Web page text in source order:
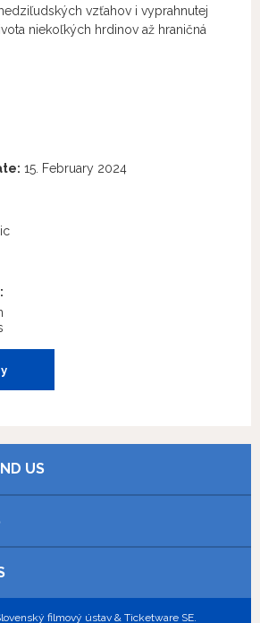
vzťahov i vyprahnutej
niekoľkých hrdinov až hraničná
15. February 2024
US
filmový ústav & Ticketware SE.